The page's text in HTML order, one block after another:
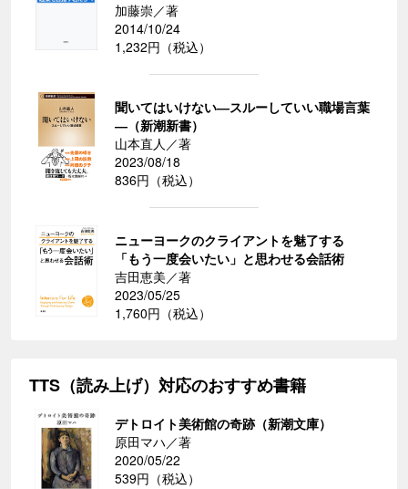
加藤崇／著
2014/10/24
1,232円（税込）
聞いてはいけない―スルーしていい職場言葉
―（新潮新書）
山本直人／著
2023/08/18
836円（税込）
ニューヨークのクライアントを魅了する
「もう一度会いたい」と思わせる会話術
吉田恵美／著
2023/05/25
1,760円（税込）
TTS（読み上げ）対応のおすすめ書籍
デトロイト美術館の奇跡（新潮文庫）
原田マハ／著
2020/05/22
539円（税込）